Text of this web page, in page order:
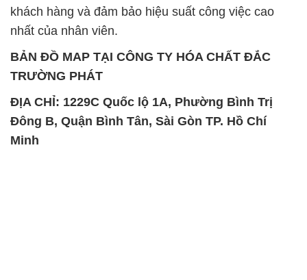
khách hàng và đảm bảo hiệu suất công việc cao
nhất của nhân viên.
BẢN ĐỒ MAP TẠI CÔNG TY HÓA CHẤT ĐẮC
TRƯỜNG PHÁT
ĐỊA CHỈ: 1229C Quốc lộ 1A, Phường Bình Trị
Đông B, Quận Bình Tân, Sài Gòn TP. Hồ Chí
Minh